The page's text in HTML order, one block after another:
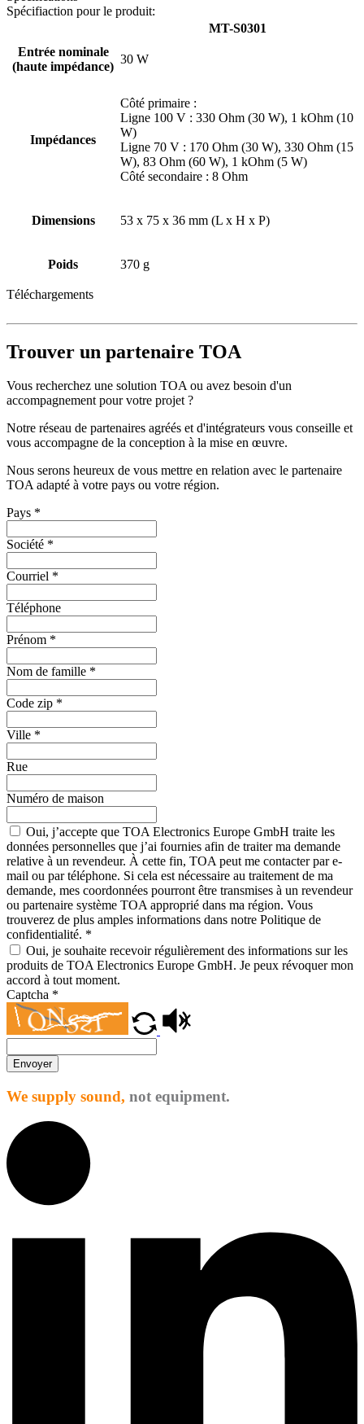
Spécifiaction pour le produit:
MT-S0301
Entrée nominale
(haute impédance)
30 W
Impédances
Côté primaire :
Ligne 100 V : 330 Ohm (30 W), 1 kOhm (10
W)
Ligne 70 V : 170 Ohm (30 W), 330 Ohm (15
W), 83 Ohm (60 W), 1 kOhm (5 W)
Côté secondaire : 8 Ohm
Dimensions 53 x 75 x 36 mm (L x H x P)
Poids 370 g
Téléchargements
Trouver un partenaire TOA
Vous recherchez une solution TOA ou avez besoin d'un
accompagnement pour votre projet ?
Notre réseau de partenaires agréés et d'intégrateurs vous conseille et
vous accompagne de la conception à la mise en œuvre.
Nous serons heureux de vous mettre en relation avec le partenaire
TOA adapté à votre pays ou votre région.
Pays *
Société *
Courriel *
Téléphone
Prénom *
Nom de famille *
Code zip *
Ville *
Rue
Numéro de maison
Oui, j’accepte que TOA Electronics Europe GmbH traite les
données personnelles que j’ai fournies afin de traiter ma demande
relative à un revendeur. À cette fin, TOA peut me contacter par e-
mail ou par téléphone. Si cela est nécessaire au traitement de ma
demande, mes coordonnées pourront être transmises à un revendeur
ou partenaire système TOA approprié dans ma région. Vous
trouverez de plus amples informations dans notre Politique de
confidentialité. *
Oui, je souhaite recevoir régulièrement des informations sur les
produits de TOA Electronics Europe GmbH. Je peux révoquer mon
accord à tout moment.
Captcha *
Envoyer
We supply sound, not equipment.